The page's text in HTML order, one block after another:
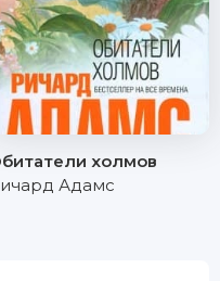
холмов
Адамс